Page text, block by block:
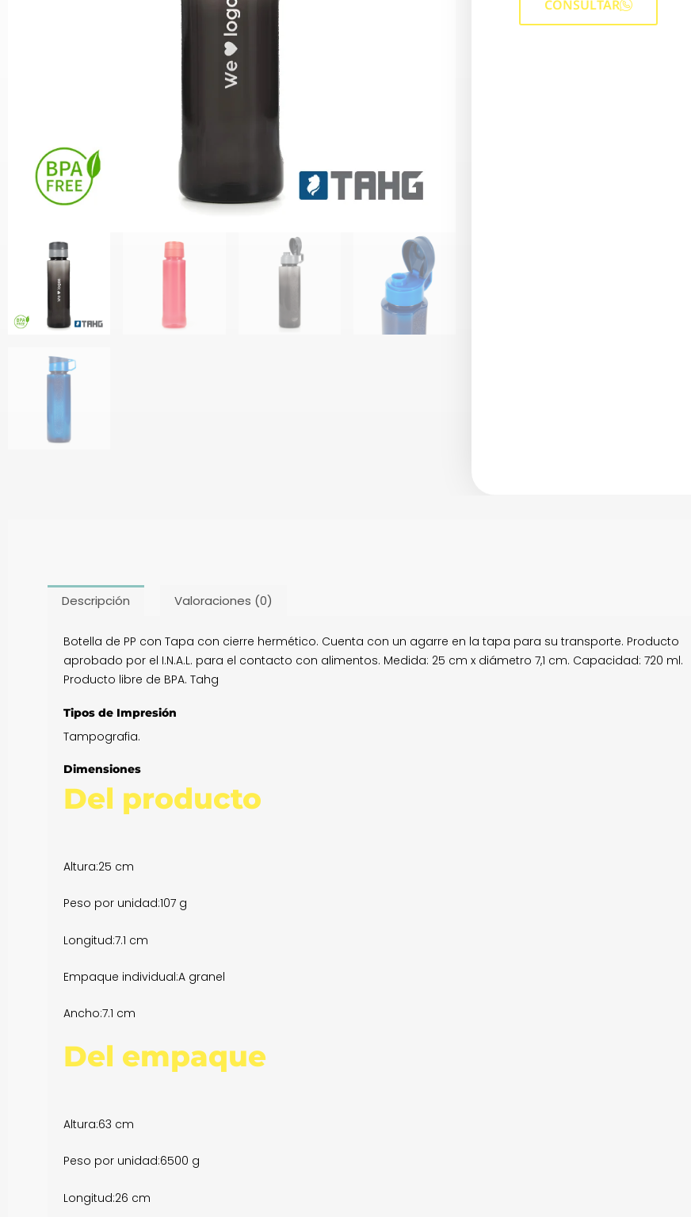
CONSULTAR
Descripción Valoraciones (0)
Botella de PP con Tapa con cierre hermético. Cuenta con un agarre en la tapa para su transporte. Producto
aprobado por el I.N.A.L. para el contacto con alimentos. Medida: 25 cm x diámetro 7,1 cm. Capacidad: 720 ml.
Producto libre de BPA. Tahg
Tipos de Impresión
Tampografia.
Dimensiones
Del producto
Altura:25 cm
Peso por unidad:107 g
Longitud:7.1 cm
Empaque individual:A granel
Ancho:7.1 cm
Del empaque
Altura:63 cm
Peso por unidad:6500 g
Longitud:26 cm